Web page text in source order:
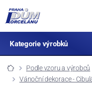
Kategorie výrobků
Podle vzoru a výrobců
Vánoční dekorace -